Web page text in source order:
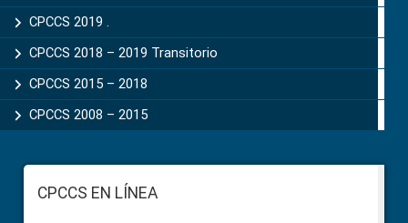
CPCCS 2019 .
CPCCS 2018 – 2019 Transitorio
CPCCS 2015 – 2018
CPCCS 2008 – 2015
FooterCPCCS EN LÍNEA